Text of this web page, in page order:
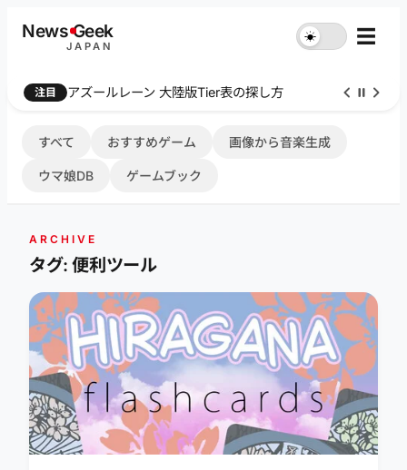
NewsGeek
JAPAN
☀︎ ☰
注目 アズールレーン 大陸版Tier表の探し方
すべて おすすめゲーム 画像から音楽生成
ウマ娘DB ゲームブック
ARCHIVE
タグ: 便利ツール